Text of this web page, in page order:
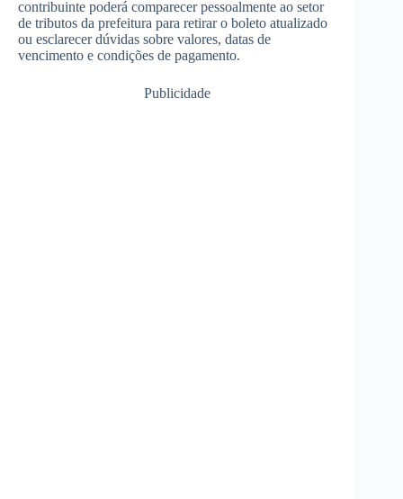
contribuinte poderá comparecer pessoalmente ao setor
de tributos da prefeitura para retirar o boleto atualizado
ou esclarecer dúvidas sobre valores, datas de
vencimento e condições de pagamento.
Publicidade